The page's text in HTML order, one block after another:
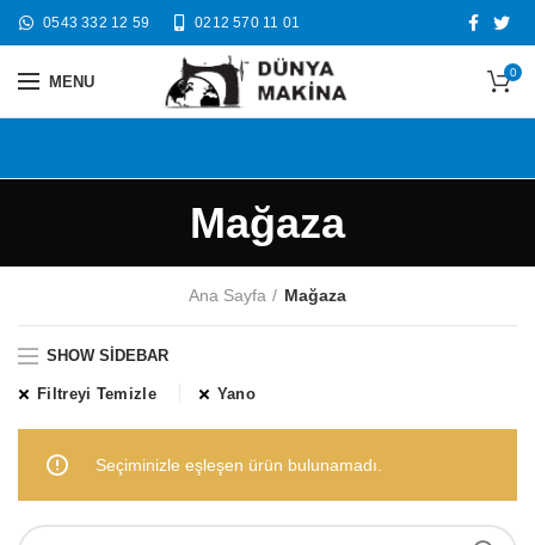
0543 332 12 59 0212 570 11 01
MENU 0
Mağaza
Ana Sayfa Mağaza
SHOW SIDEBAR
Filtreyi Temizle Yano
Seçiminizle eşleşen ürün bulunamadı.